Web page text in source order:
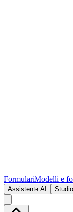
FormulariModelli e
Assistente AI